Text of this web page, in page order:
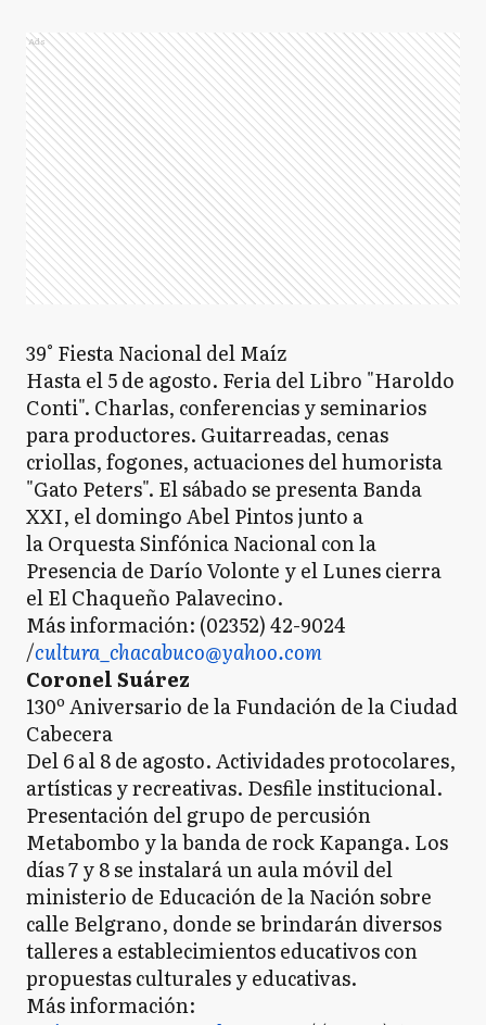
Ads
39° Fiesta Nacional del Maíz
Hasta el 5 de agosto. Feria del Libro "Haroldo
Conti". Charlas, conferencias y seminarios
para productores. Guitarreadas, cenas
criollas, fogones, actuaciones del humorista
"Gato Peters". El sábado se presenta Banda
XXI, el domingo Abel Pintos junto a
la Orquesta Sinfónica Nacional con la
Presencia de Darío Volonte y el Lunes cierra
el El Chaqueño Palavecino.
Más información: (02352) 42-9024
/cultura_chacabuco@yahoo.com
Coronel Suárez
130º Aniversario de la Fundación de la Ciudad
Cabecera
Del 6 al 8 de agosto. Actividades protocolares,
artísticas y recreativas. Desfile institucional.
Presentación del grupo de percusión
Metabombo y la banda de rock Kapanga. Los
días 7 y 8 se instalará un aula móvil del
ministerio de Educación de la Nación sobre
calle Belgrano, donde se brindarán diversos
talleres a establecimientos educativos con
propuestas culturales y educativas.
Más información: